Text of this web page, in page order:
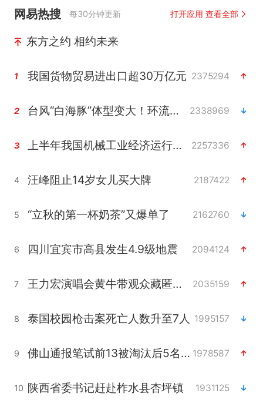
网易热搜 每30分钟更新 打开应用 查看全部
东方之约 相约未来
1 我国货物贸易进出口超30万亿元 2375294
2 台风“白海豚”体型变大！环流面积接近13个浙江那么大 2338969
3 上半年我国机械工业经济运行稳中有进 2257336
4 汪峰阻止14岁女儿买大牌 2187422
5 “立秋的第一杯奶茶”又爆单了 2162760
6 四川宜宾市高县发生4.9级地震 2094124
7 王力宏演唱会黄牛带观众藏匿被查获 2035159
8 泰国校园枪击案死亡人数升至7人 1995157
9 佛山通报笔试前13被淘汰后5名进体检 1978587
10 陕西省委书记赶赴柞水县杏坪镇 1931125